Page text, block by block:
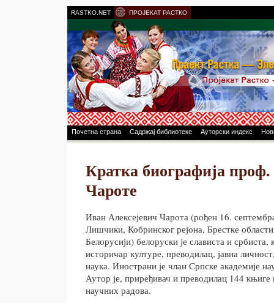
RASTKO.NET ПРОЈЕКАТ РАСТКО
Почетна страна Садржај библиотеке Ауторски индекс
Кратка биографија
Чароте
Иван Алексејевич Чарота (рођен 16.
Лишчики, Кобринског рејона, Брестке
Белорусији) белоруски је слависта и
историчар културе, преводилац, јавна
наука. Инострани је члан Српске академије
Аутор је, приређивач и преводилац 144
научних радова.